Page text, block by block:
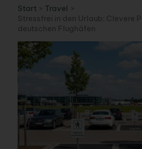
Start
Travel
Stressfrei in den Urlaub: Clevere
deutschen Flughäfen